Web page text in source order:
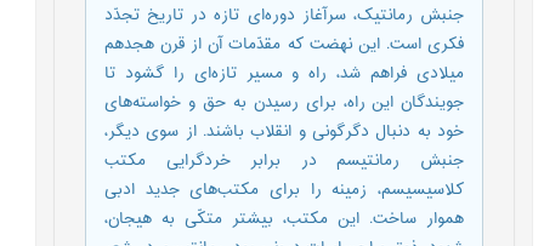
جنبش رمانتیک، سرآغاز دوره‌ای تازه در تاریخ تجدّد
فکری است. این نهضت که مقدّمات آن از قرن هجدهم
میلادی فراهم شد، راه و مسیر تازه‌ای را گشود تا
جویندگان این راه، برای رسیدن به حق و خواسته‌های
خود به دنبال دگرگونی و انقلاب باشند. از سوی دیگر،
جنبش رمانتیسم در برابر خردگرایی مکتب
کلاسیسیسم، زمینه را برای مکتب‌های جدید ادبی
هموار ساخت. این مکتب، بیشتر متکّی به هیجان،